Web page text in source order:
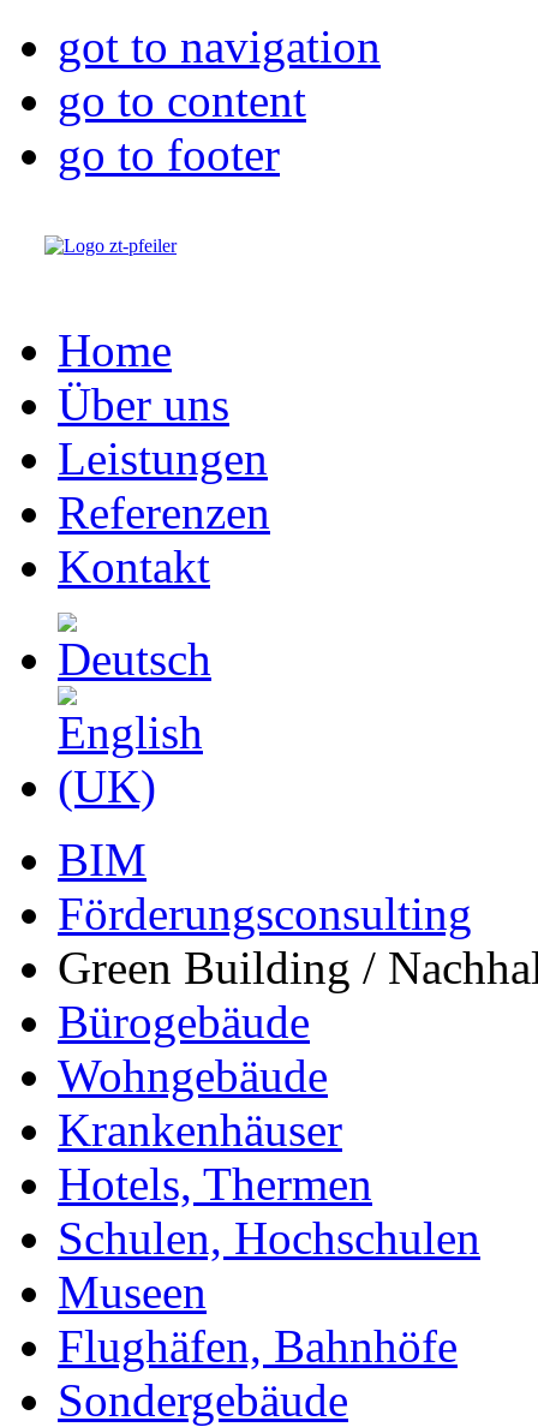
got to navigation
go to content
go to footer
Home
Über uns
Leistungen
Referenzen
Kontakt
BIM
Förderungsconsulting
Green Building /
Bürogebäude
Wohngebäude
Krankenhäuser
Hotels, Thermen
Schulen, Hochschulen
Museen
Flughäfen, Bahnhöfe
Sondergebäude